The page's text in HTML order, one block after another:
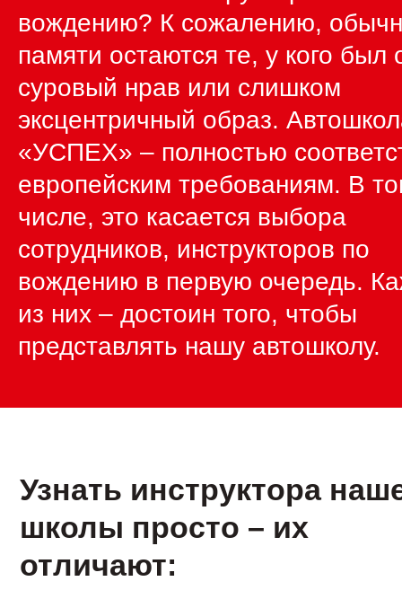
вождению? К сожалению,
памяти остаются те, у кого был
суровый нрав или слишком
эксцентричный образ.
«УСПЕХ» – полностью
европейским требованиям. В
числе, это касается выбора
сотрудников, инструкторов по
вождению в первую очередь.
из них – достоин того, чтобы
представлять нашу автошколу.
Узнать инструктора
школы просто – их
отличают: